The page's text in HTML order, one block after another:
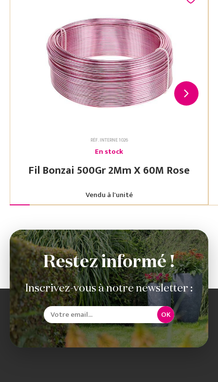
RÉF. INTERNE 1026
En stock
Fil Bonzai 500Gr 2Mm X 60M Rose
Vendu à l'unité
Restez informé !
Inscrivez-vous à notre newsletter :
OK